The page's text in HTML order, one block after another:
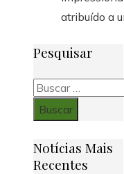
atribuído a
Pesquisar
Buscar:
Notícias Mais
Recentes